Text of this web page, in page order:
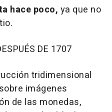
hace poco, ya que no
DE 1707
tridimensional
imágenes
de las monedas,